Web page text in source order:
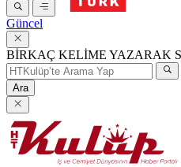
Güncel
BİRKAÇ KELİME YAZARAK
Ara